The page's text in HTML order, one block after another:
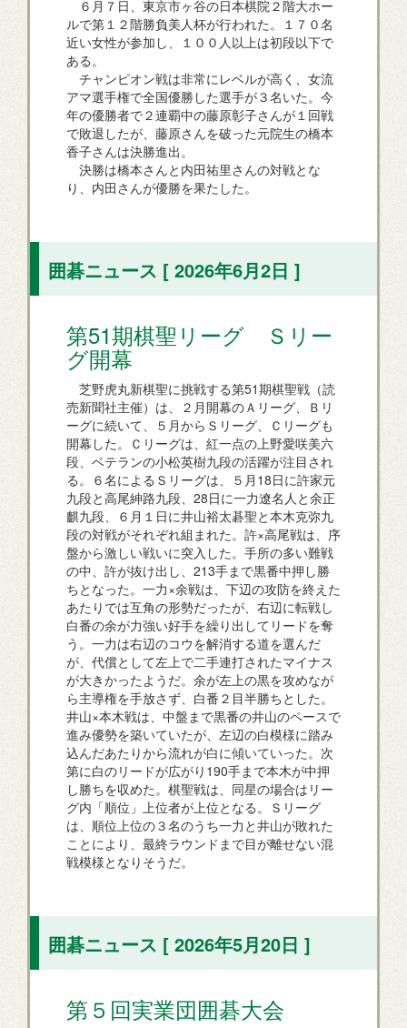
６月７日、東京市ヶ谷の日本棋院２階大ホー
ルで第１２階勝負美人杯が行われた。１７０名
近い女性が参加し、１００人以上は初段以下で
ある。
チャンピオン戦は非常にレベルが高く、女流
アマ選手権で全国優勝した選手が３名いた。今
年の優勝者で２連覇中の藤原彰子さんが１回戦
で敗退したが、藤原さんを破った元院生の橋本
香子さんは決勝進出。
決勝は橋本さんと内田祐里さんの対戦とな
り、内田さんが優勝を果たした。
囲碁ニュース [ 2026年6月2日 ]
第51期棋聖リーグ Ｓリー
グ開幕
芝野虎丸新棋聖に挑戦する第51期棋聖戦（読
売新聞社主催）は、２月開幕のＡリーグ、Ｂリ
ーグに続いて、５月からＳリーグ、Ｃリーグも
開幕した。Ｃリーグは、紅一点の上野愛咲美六
段、ベテランの小松英樹九段の活躍が注目され
る。６名によるＳリーグは、５月18日に許家元
九段と高尾紳路九段、28日に一力遼名人と余正
麒九段、６月１日に井山裕太碁聖と本木克弥九
段の対戦がそれぞれ組まれた。許×高尾戦は、序
盤から激しい戦いに突入した。手所の多い難戦
の中、許が抜け出し、213手まで黒番中押し勝
ちとなった。一力×余戦は、下辺の攻防を終えた
あたりでは互角の形勢だったが、右辺に転戦し
白番の余が力強い好手を繰り出してリードを奪
う。一力は右辺のコウを解消する道を選んだ
が、代償として左上で二手連打されたマイナス
が大きかったようだ。余が左上の黒を攻めなが
ら主導権を手放さず、白番２目半勝ちとした。
井山×本木戦は、中盤まで黒番の井山のペースで
進み優勢を築いていたが、左辺の白模様に踏み
込んだあたりから流れが白に傾いていった。次
第に白のリードが広がり190手まで本木が中押
し勝ちを収めた。棋聖戦は、同星の場合はリー
グ内「順位」上位者が上位となる。Ｓリーグ
は、順位上位の３名のうち一力と井山が敗れた
ことにより、最終ラウンドまで目が離せない混
戦模様となりそうだ。
囲碁ニュース [ 2026年5月20日 ]
第５回実業団囲碁大会